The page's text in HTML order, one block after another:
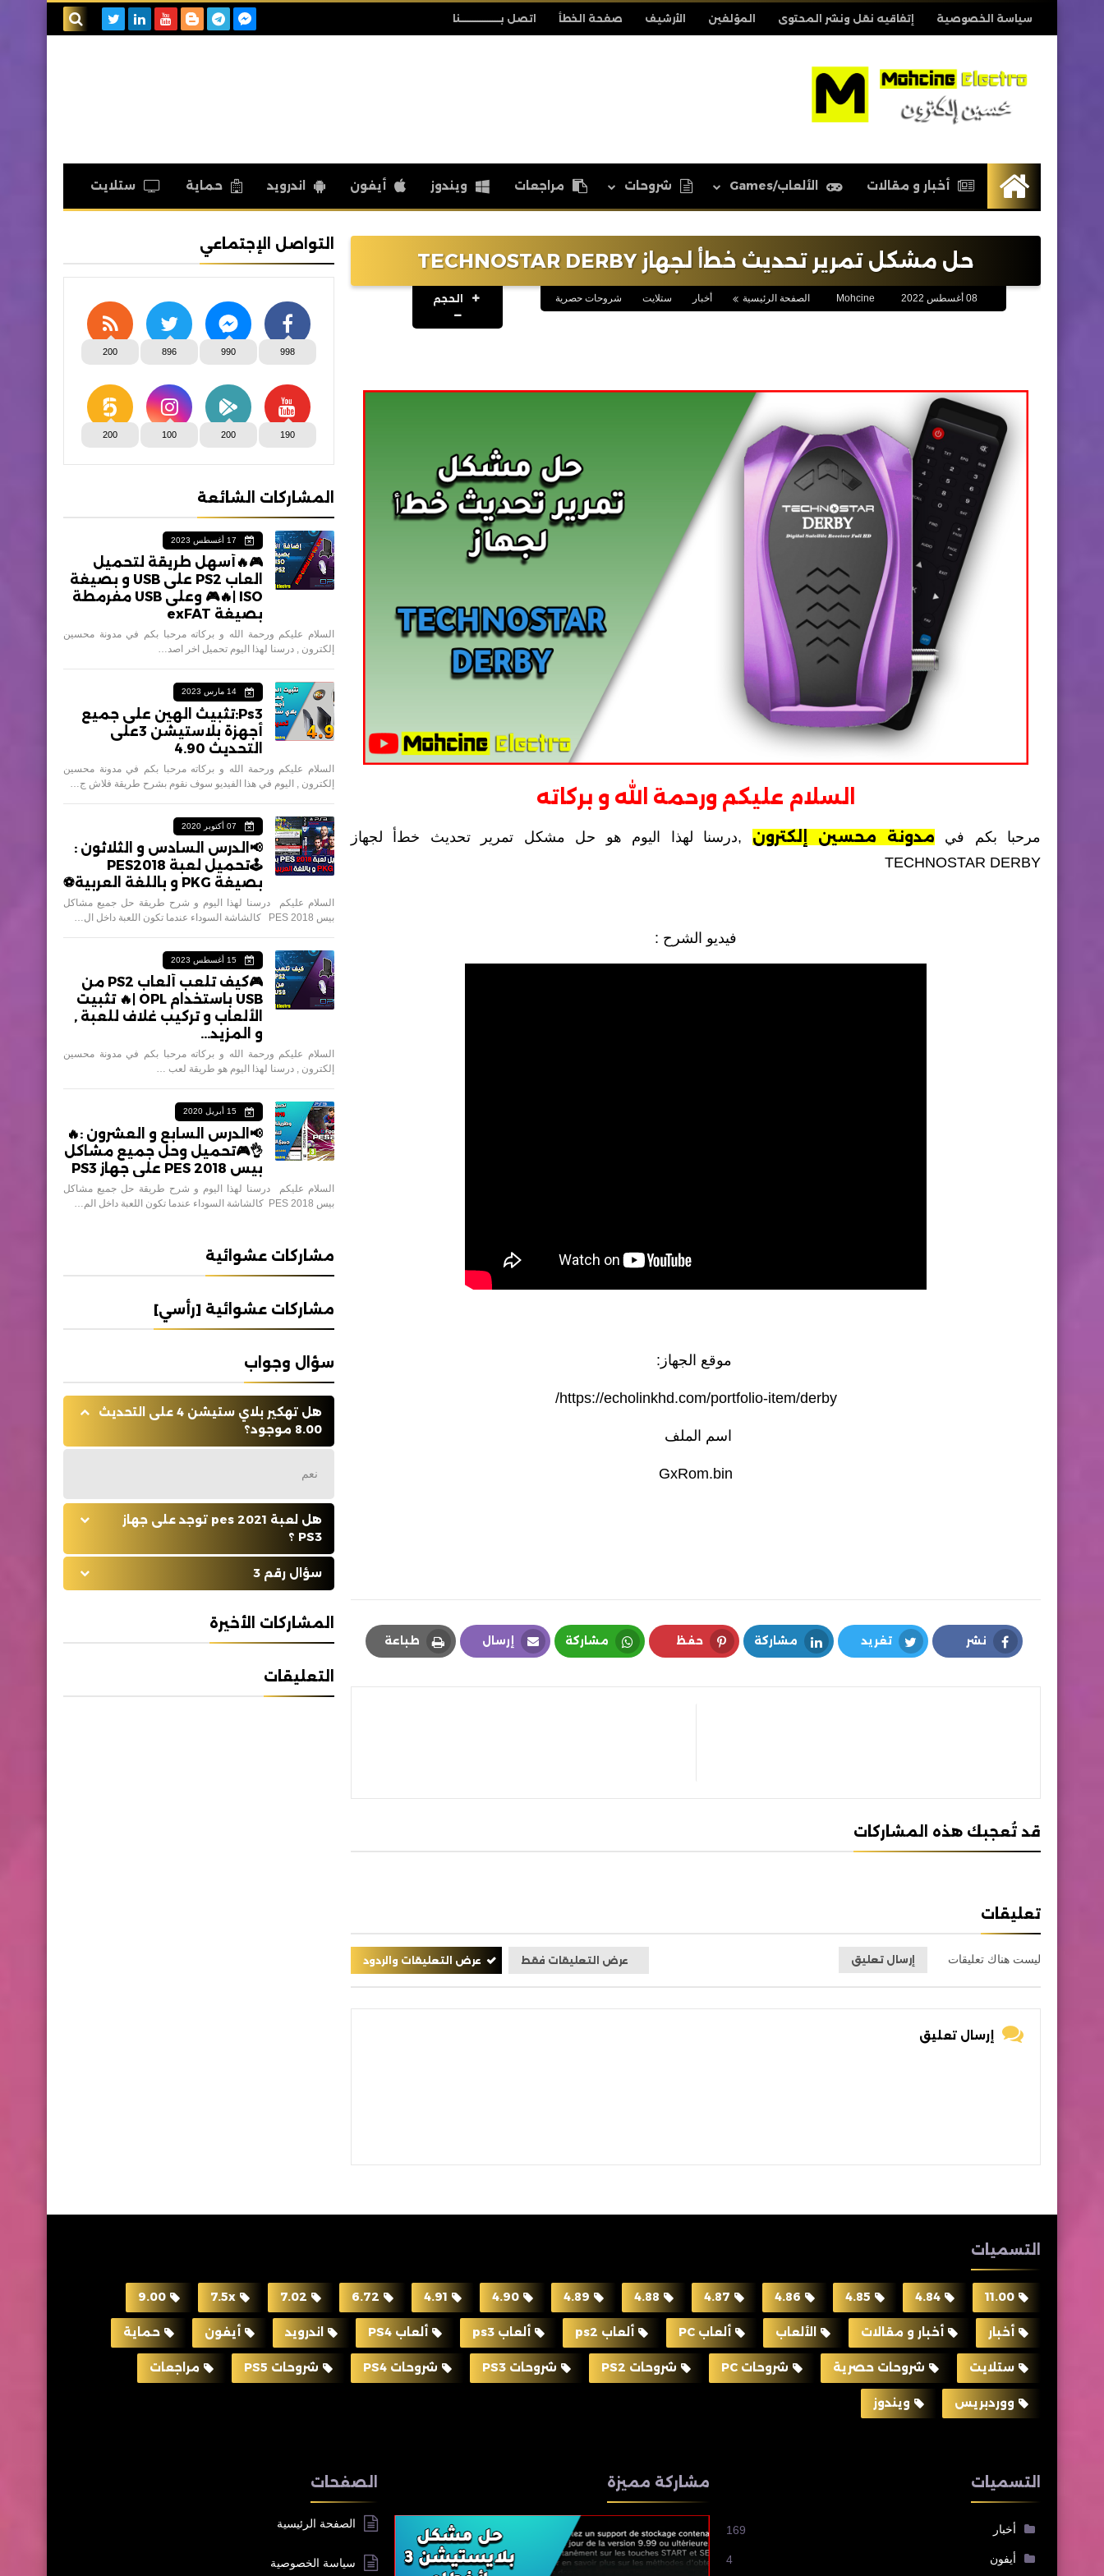
سياسة الخصوصية إتفاقيه نقل ونشر المحتوى المؤلفين الأرشيف صفحة الخطأ اتصل بــــــــــــــــنا
الرئيسيةأخبار و مقالات الألعاب/Games شروحات مراجعات ويندوز أيفون اندرويد حماية ستلايت
حل مشكل تمرير تحديث خطﺃ لجهاز TECHNOSTAR DERBY
Mohcine الصفحة الرئيسية أخبار ستلايت شروحات حصرية الحجم
السلام عليكم ورحمة الله و بركاته
مرحبا بكم في مدونة محسين إلكترون ,درسنا لهذا اليوم هو حل مشكل تمرير تحديث خطﺃ لجهاز
TECHNOSTAR DERBY
فيديو الشرح :
موقع الجهاز:
https://echolinkhd.com/portfolio-item/derby/
اسم الملف
GxRom.bin
نشر تغريد مشاركة حفظ مشاركة إرسال طباعة
قد تُعجبك هذه المشاركات
تعليقات
ليست هناك تعليقات إرسال تعليق عرض التعليقات فقط عرض التعليقات والردود
إرسال تعليق
التواصل الإجتماعي
998
990
896
200
190
200
100
200
المشاركات الشائعة
17 أغسطس 2023
🎮🔥أسهل طريقة لتحميل
العاب PS2 على USB و بصيغة
ISO |🔥🎮 وعلى USB مفرمطة
بصيغة exFAT
السلام عليكم ورحمة الله و بركاته مرحبا بكم في مدونة محسين
إلكترون , درسنا لهذا اليوم تحميل اخر اصد…
14 مارس 2023
Ps3:تثبيث الهين على جميع
أجهزة بلاستيشن 3على
التحديث 4.90
السلام عليكم ورحمة الله و بركاته مرحبا بكم في مدونة محسين
إلكترون , اليوم في هذا الفيديو سوف نقوم بشرح طريقة فلاش ج…
07 أكتوبر 2020
📢الدرس السادس و الثلاثون :
🕹تحميل لعبة PES2018
بصيغة PKG و باللغة العربية⚽️
السلام عليكم درسنا لهذا اليوم و شرح طريقة حل جميع مشاكل
بيس 2018 PES كالشاشة السوداء عندما تكون اللعبة داخل ال…
15 أغسطس 2023
🎮كيف تلعب ألعاب PS2 من
USB باستخدام OPL |🔥 تثبيت
الألعاب و تركيب غلاف للعبة ,
و المزيد...
السلام عليكم ورحمة الله و بركاته مرحبا بكم في مدونة محسين
إلكترون , درسنا لهذا اليوم هو طريقة لعب …
15 أبريل 2020
📢الدرس السابع و العشرون :🔥
👌🎮تحميل وحل جميع مشاكل
بيس 2018 PES على جهاز PS3
السلام عليكم درسنا لهذا اليوم و شرح طريقة حل جميع مشاكل
بيس 2018 PES كالشاشة السوداء عندما تكون اللعبة داخل الم…
مشاركات عشوائية
مشاركات عشوائية [رأسي]
سؤال وجواب
هل تهكير بلاي ستيشن 4 على التحديث
8.00 موجود؟
نعم
هل لعبة pes 2021 توجد على جهاز
PS3 ؟
سؤال رقم 3
المشاركات الأخيرة
التعليقات
التسميات
11.00
4.84
4.85
4.86
4.87
4.88
4.89
4.90
4.91
6.72
7.02
7.5x
9.00
أخبار أخبار و مقالات الألعاب ألعاب PC ألعاب ps2 ألعاب ps3 ألعاب PS4 اندرويد أيفون حماية
ستلايت شروحات حصرية شروحات PC شروحات PS2 شروحات PS3 شروحات PS4 شروحات PS5 مراجعات
ووردبريس ويندوز
التسميات
أخبار 169
أيفون 4
مشاركة مميزة الصفحات
الصفحة الرئيسية
سياسة الخصوصية